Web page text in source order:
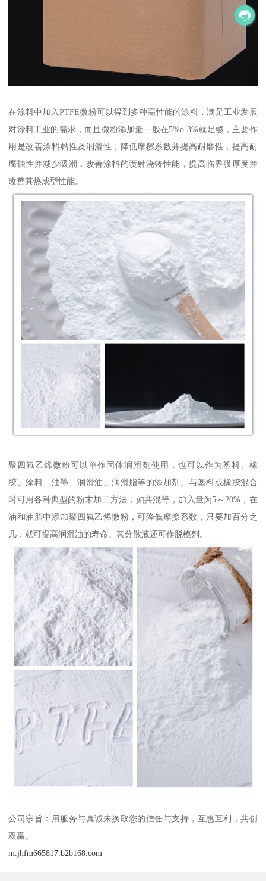
在涂料中加入PTFE微粉可以得到多种高性能的涂料，满足工业发展
对涂料工业的需求，而且微粉添加量一般在5%o-3%就足够，主要作
用是改善涂料黏性及润滑性，降低摩擦系数并提高耐磨性，提高耐
腐蚀性并减少吸潮，改善涂料的喷射浇铸性能，提高临界膜厚度并
改善其热成型性能。
聚四氟乙烯微粉可以单作固体润滑剂使用，也可以作为塑料、橡
胶、涂料、油墨、润滑油、润滑脂等的添加剂。与塑料或橡胶混合
时可用各种典型的粉末加工方法，如共混等，加入量为5～20%，在
油和油脂中添加聚四氟乙烯微粉，可降低摩擦系数，只要加百分之
几，就可提高润滑油的寿命。其分散液还可作脱模剂。
公司宗旨：用服务与真诚来换取您的信任与支持，互惠互利，共创
双赢。
m.jhfm665817.b2b168.com